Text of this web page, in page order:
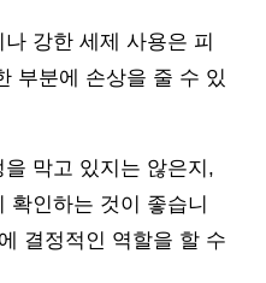
강한 세제 사용은 피
부분에 손상을 줄 수 있
막고 있지는 않은지,
확인하는 것이 좋습니
결정적인 역할을 할 수